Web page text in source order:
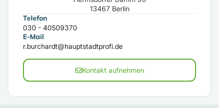
13467 Berlin
Telefon
030 - 40509370
E-Mail
r.burchardt@hauptstadtprofi.de
Kontakt aufnehmen